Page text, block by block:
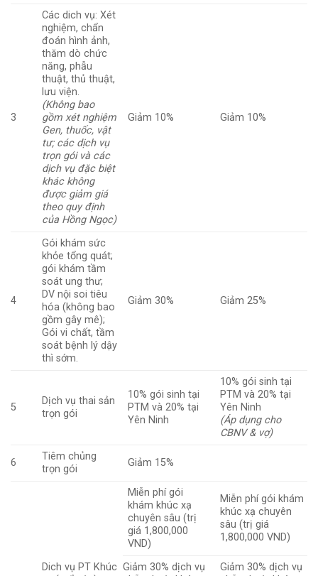
3
Các dich vụ: Xét
nghiệm, chẩn
đoán hình ảnh,
thăm dò chức
năng, phẫu
thuật, thủ thuật,
lưu viện.
(Không bao
gồm xét nghiệm
Gen, thuốc, vật
tư; các dịch vụ
trọn gói và các
dịch vụ đặc biệt
khác không
được giảm giá
theo quy định
của Hồng Ngọc)
Giảm 10% Giảm 10%
4
Gói khám sức
khỏe tổng quát;
gói khám tầm
soát ung thư;
DV nội soi tiêu
hóa (không bao
gồm gây mê);
Gói vi chất, tầm
soát bệnh lý dậy
thì sớm.
Giảm 30% Giảm 25%
5
Dịch vụ thai sản
trọn gói
10% gói sinh tại
PTM và 20% tại
Yên Ninh
10% gói sinh tại
PTM và 20% tại
Yên Ninh
(Áp dụng cho
CBNV & vợ)
6
Tiêm chủng
trọn gói
Giảm 15%
Dich vụ PT Khúc
Miễn phí gói
khám khúc xạ
chuyên sâu (trị
giá 1,800,000
VND)
Miễn phí gói khám
khúc xạ chuyên
sâu (trị giá
1,800,000 VND)
Giảm 30% dịch vụ
Giảm 30% dịch vụ